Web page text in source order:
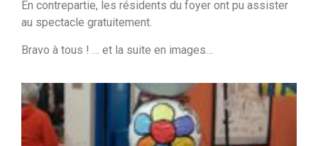
En contrepartie, les résidents du foyer ont pu assister
au spectacle gratuitement.
Bravo à tous ! … et la suite en images…